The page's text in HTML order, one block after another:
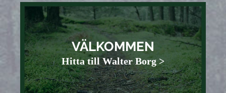
VÄLKOMMEN
Hitta till Walter Borg >